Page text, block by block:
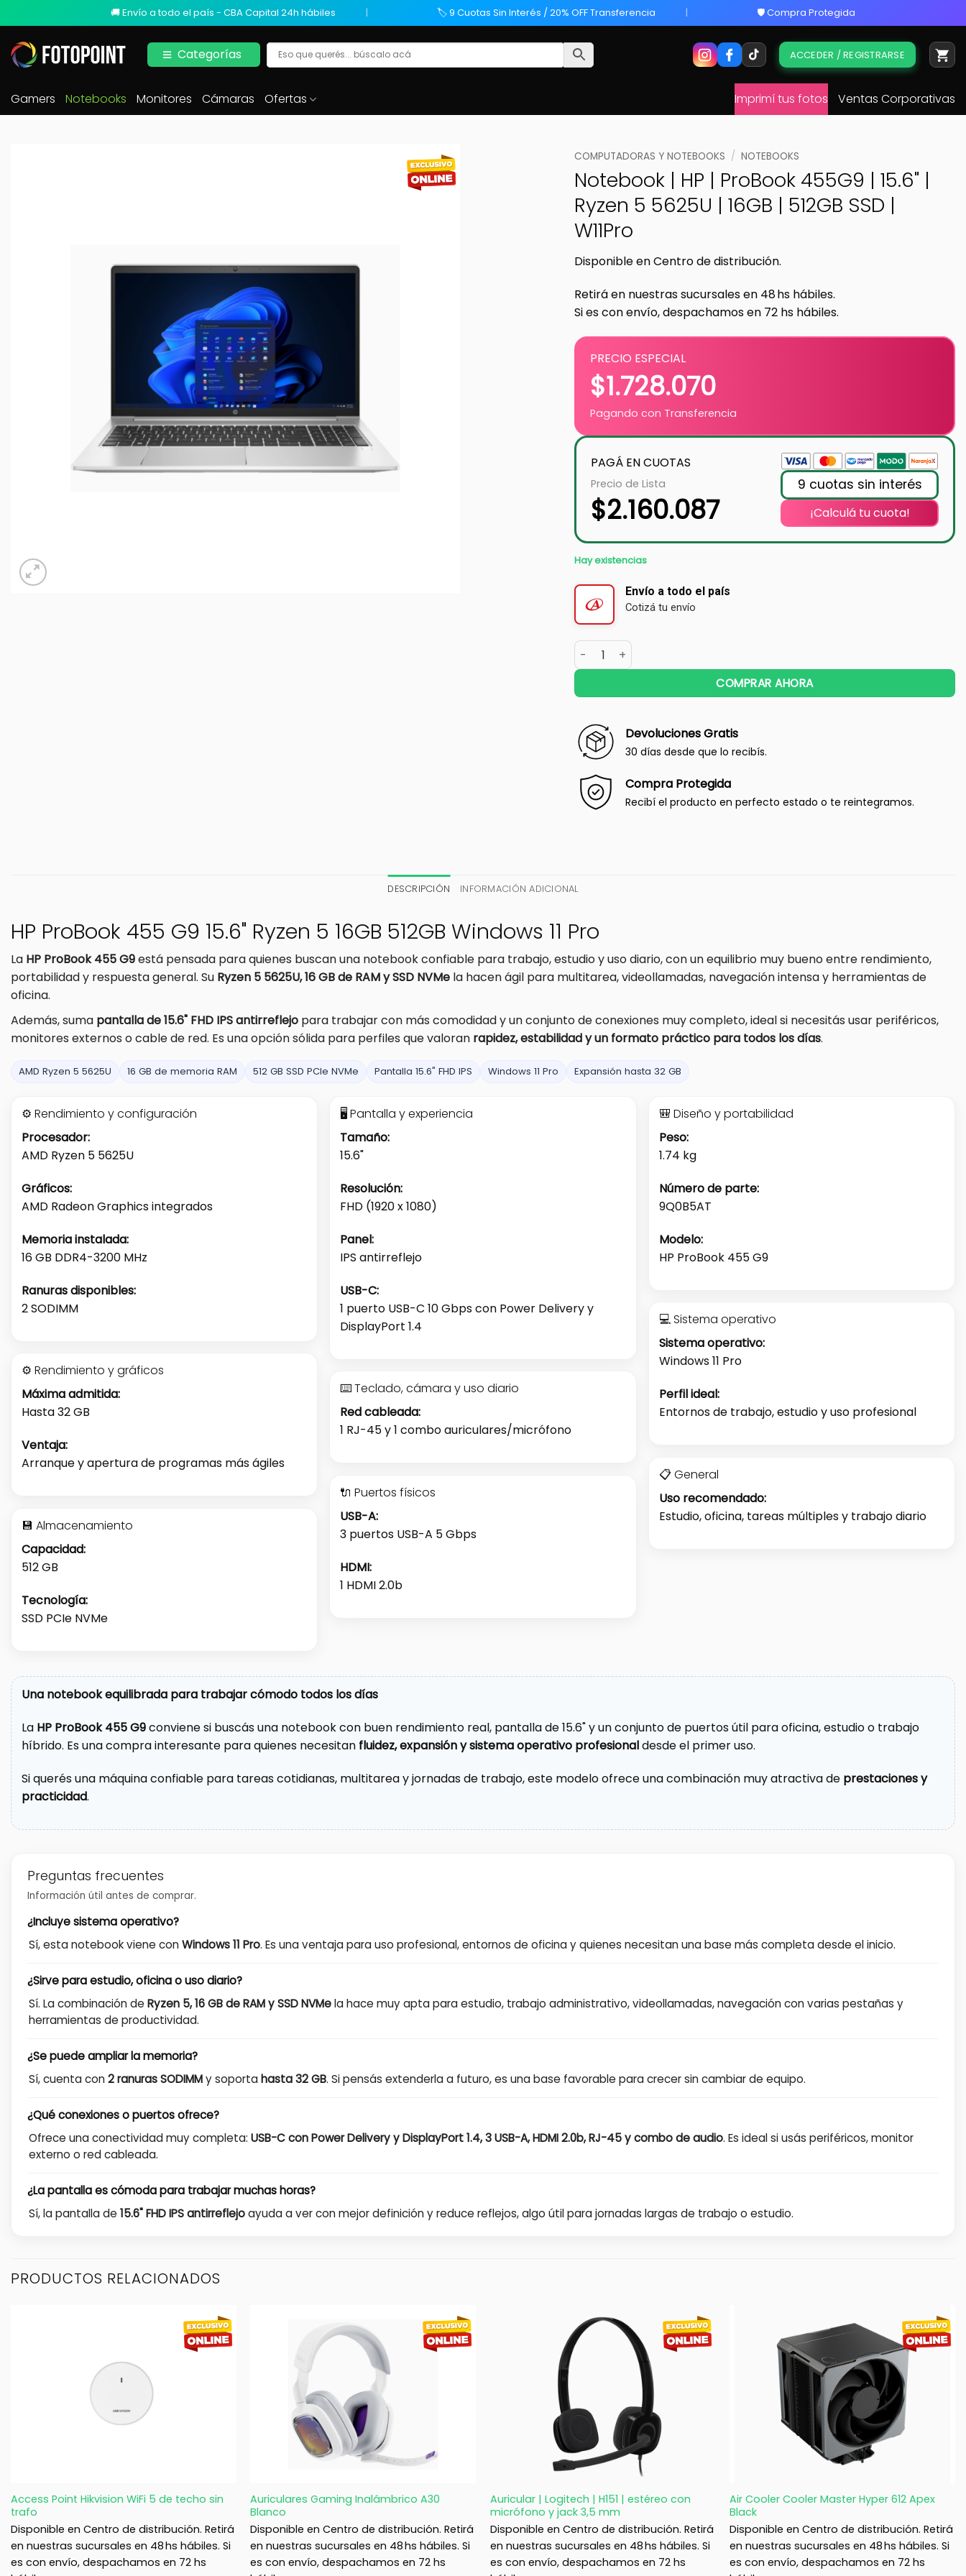
🚚 Envío a todo el país - CBA Capital 24h hábiles 🏷️ 9 Cuotas Sin Interés / 20% OFF Transferencia 🛡️ Compra Protegida
Categorías ACCEDER / REGISTRARSE
Gamers Notebooks Monitores Cámaras Ofertas Imprimí tus fotos Ventas Corporativas
COMPUTADORAS Y NOTEBOOKS / NOTEBOOKS
Notebook | HP | ProBook 455G9 | 15.6" |
Ryzen 5 5625U | 16GB | 512GB SSD |
W11Pro
Disponible en Centro de distribución.
Retirá en nuestras sucursales en 48 hs hábiles.
Si es con envío, despachamos en 72 hs hábiles.
PRECIO ESPECIAL
$1.728.070
Pagando con Transferencia
PAGÁ EN CUOTAS
Precio de Lista
$2.160.087
9 cuotas sin interés
¡Calculá tu cuota!
Hay existencias
Envío a todo el país
Cotizá tu envío
COMPRAR AHORA
Devoluciones Gratis
30 días desde que lo recibís.
Compra Protegida
Recibí el producto en perfecto estado o te reintegramos.
DESCRIPCIÓN INFORMACIÓN ADICIONAL
HP ProBook 455 G9 15.6" Ryzen 5 16GB 512GB Windows 11 Pro
La HP ProBook 455 G9está pensada para quienes buscan una notebook confiable para trabajo, estudio y uso diario, con un equilibrio muy bueno entre rendimiento,
portabilidad y respuesta general. Su Ryzen 5 5625U, 16 GB de RAM y SSD NVMe la hacen ágil para multitarea, videollamadas, navegación intensa y herramientas de
oficina.
Además, suma pantalla de 15.6" FHD IPS antirreflejo para trabajar con más comodidad y un conjunto de conexiones muy completo, ideal si necesitás usar periféricos,
monitores externos o cable de red. Es una opción sólida para perfiles que valoran rapidez, estabilidad y un formato práctico para todos los días.
AMD Ryzen 5 5625U 16 GB de memoria RAM 512 GB SSD PCIe NVMe Pantalla 15.6" FHD IPS Windows 11 Pro Expansión hasta 32 GB
⚙️ Rendimiento y configuración
Procesador:
AMD Ryzen 5 5625U
Gráficos:
AMD Radeon Graphics integrados
Memoria instalada:
16 GB DDR4-3200 MHz
Ranuras disponibles:
2 SODIMM
⚙️ Rendimiento y gráficos
Máxima admitida:
Hasta 32 GB
Ventaja:
Arranque y apertura de programas más ágiles
💾 Almacenamiento
Capacidad:
512 GB
Tecnología:
SSD PCIe NVMe
🖥️ Pantalla y experiencia
Tamaño:
15.6"
Resolución:
FHD (1920 x 1080)
Panel:
IPS antirreflejo
USB-C:
1 puerto USB-C 10 Gbps con Power Delivery y
DisplayPort 1.4
⌨️ Teclado, cámara y uso diario
Red cableada:
1 RJ-45 y 1 combo auriculares/micrófono
🔌 Puertos físicos
USB-A:
3 puertos USB-A 5 Gbps
HDMI:
1 HDMI 2.0b
🎒 Diseño y portabilidad
Peso:
1.74 kg
Número de parte:
9Q0B5AT
Modelo:
HP ProBook 455 G9
💻 Sistema operativo
Sistema operativo:
Windows 11 Pro
Perfil ideal:
Entornos de trabajo, estudio y uso profesional
📋 General
Uso recomendado:
Estudio, oficina, tareas múltiples y trabajo diario
Una notebook equilibrada para trabajar cómodo todos los días
La HP ProBook 455 G9conviene si buscás una notebook con buen rendimiento real, pantalla de 15.6" y un conjunto de puertos útil para oficina, estudio o trabajo
híbrido. Es una compra interesante para quienes necesitan fluidez, expansión y sistema operativo profesionaldesde el primer uso.
Si querés una máquina confiable para tareas cotidianas, multitarea y jornadas de trabajo, este modelo ofrece una combinación muy atractiva de prestaciones y
practicidad.
Preguntas frecuentes
Información útil antes de comprar.
¿Incluye sistema operativo?
Sí, esta notebook viene conWindows 11 Pro. Es una ventaja para uso profesional, entornos de oficina y quienes necesitan una base más completa desde el inicio.
¿Sirve para estudio, oficina o uso diario?
Sí. La combinación de Ryzen 5, 16 GB de RAM y SSD NVMela hace muy apta para estudio, trabajo administrativo, videollamadas, navegación con varias pestañas y
herramientas de productividad.
¿Se puede ampliar la memoria?
Sí, cuenta con2 ranuras SODIMMy soportahasta 32 GB. Si pensás extenderla a futuro, es una base favorable para crecer sin cambiar de equipo.
¿Qué conexiones o puertos ofrece?
Ofrece una conectividad muy completa: USB-C con Power Delivery y DisplayPort 1.4, 3 USB-A, HDMI 2.0b, RJ-45 y combo de audio. Es ideal si usás periféricos, monitor
externo o red cableada.
¿La pantalla es cómoda para trabajar muchas horas?
Sí, la pantalla de 15.6" FHD IPS antirreflejoayuda a ver con mejor definición y reduce reflejos, algo útil para jornadas largas de trabajo o estudio.
PRODUCTOS RELACIONADOS
Access Point Hikvision WiFi 5 de techo sin
trafo
Disponible en Centro de distribución. Retirá
en nuestras sucursales en 48 hs hábiles. Si
es con envío, despachamos en 72 hs
Auriculares Gaming Inalámbrico A30
Blanco
Disponible en Centro de distribución. Retirá
en nuestras sucursales en 48 hs hábiles. Si
es con envío, despachamos en 72 hs
Auricular | Logitech | H151 | estéreo con
micrófono y jack 3,5 mm
Disponible en Centro de distribución. Retirá
en nuestras sucursales en 48 hs hábiles. Si
es con envío, despachamos en 72 hs
Air Cooler Cooler Master Hyper 612 Apex
Black
Disponible en Centro de distribución. Retirá
en nuestras sucursales en 48 hs hábiles. Si
es con envío, despachamos en 72 hs